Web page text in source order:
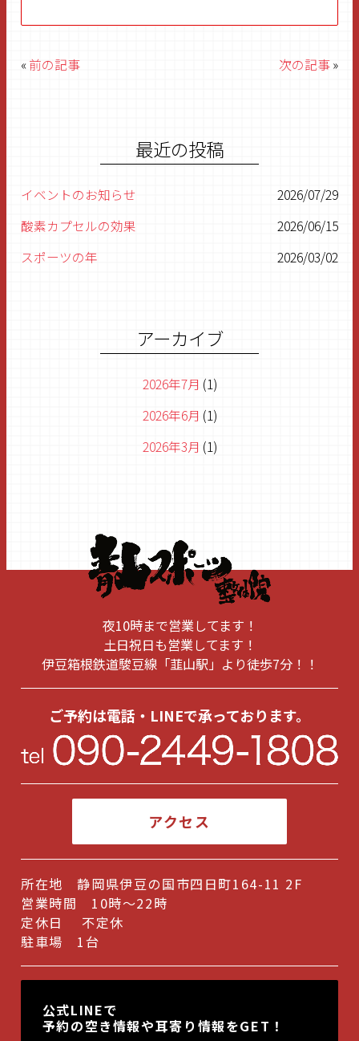
«前の記事 次の記事»
最近の投稿
イベントのお知らせ
2026/07/29
酸素カプセルの効果
2026/06/15
スポーツの年
2026/03/02
アーカイブ
2026年7月 (1)
2026年6月 (1)
2026年3月 (1)
2025年8月
2025年6月(2)
2025年1月(1)
2024年10月(1)
2024年6月(1)
2024年5月(1)
2024年2月(1)
2023年9月(1)
2022年11月(1)
夜10時まで営業してます！
土日祝日も営業してます！
伊豆箱根鉄道駿豆線「韮山駅」より徒歩7分！！
ご予約は電話・LINEで承っております。
アクセス
所在地 静岡県伊豆の国市四日町164-11 2F
営業時間 10時～22時
定休日 不定休
駐車場 1台
公式LINEで
予約の空き情報や耳寄り情報をGET！